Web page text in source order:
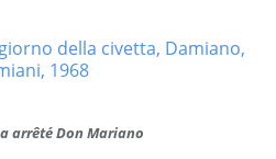
arrêté Don Mariano